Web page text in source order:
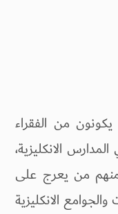
من الفقراء
الانكليزية،
منهم من يعرج على
الانكليزية